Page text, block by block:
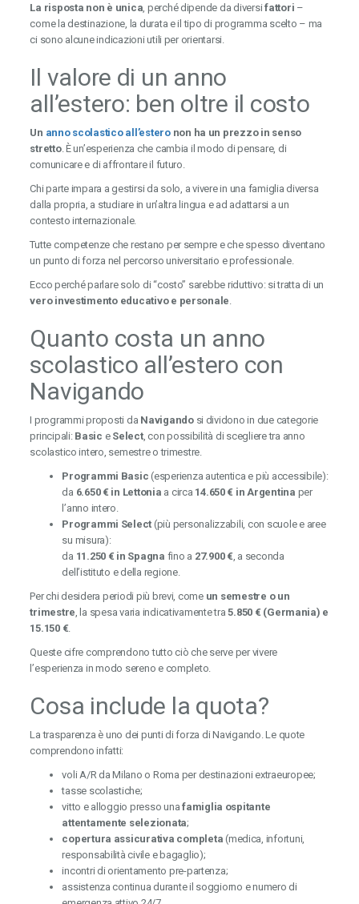
La risposta non è unica , perché dipende da diversifattori –
come la destinazione, la durata e il tipo di programma scelto – ma
ci sono alcune indicazioni utili per orientarsi.
Il valore di un anno
all’estero: ben oltre il costo
Un anno scolastico all’esteronon ha un prezzo in senso
stretto. È un’esperienza che cambia il modo di pensare, di
comunicare e di affrontare il futuro.
Chi parte impara a gestirsi da solo, a vivere in una famiglia diversa
dalla propria, a studiare in un’altra lingua e ad adattarsi a un
contesto internazionale.
Tutte competenze che restano per sempre e che spesso diventano
un punto di forza nel percorso universitario e professionale.
Ecco perché parlare solo di “costo” sarebbe riduttivo: si tratta di un
vero investimento educativo e personale
Quanto costa un anno
scolastico all’estero con
Navigando
I programmi proposti da Navigandosi dividono in due categorie
principali: Basic e Select, con possibilità di scegliere tra anno
scolastico intero, semestre o trimestre.
Programmi Basic (esperienza autentica e più accessibile):
da 6.650 € in Lettonia a circa 14.650 € in Argentina per
l’anno intero.
Programmi Select (più personalizzabili, con scuole e aree
su misura):
da 11.250 € in Spagna fino a 27.900 € , a seconda
dell’istituto e della regione.
Per chi desidera periodi più brevi, come un semestre o un
trimestre , la spesa varia indicativamente tra5.850 € (Germania) e
15.150 €
Queste cifre comprendono tutto ciò che serve per vivere
l’esperienza in modo sereno e completo.
Cosa include la quota?
La trasparenza è uno dei punti di forza di Navigando. Le quote
comprendono infatti:
voli A/R da Milano o Roma per destinazioni extraeuropee;
tasse scolastiche;
vitto e alloggio presso unafamiglia ospitante
attentamente selezionata;
copertura assicurativa completa (medica, infortuni,
responsabilità civile e bagaglio);
incontri di orientamento pre-partenza;
assistenza continua durante il soggiorno e numero di